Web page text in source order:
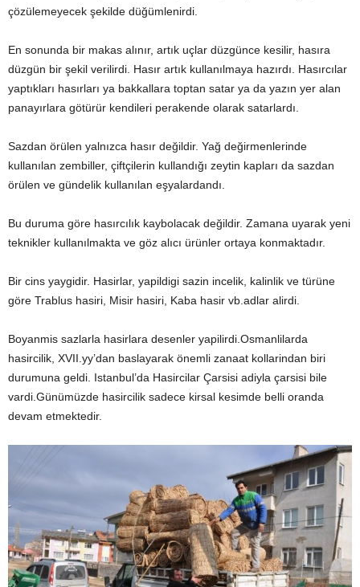
çözülemeyecek şekilde düğümlenirdi.
En sonunda bir makas alınır, artık uçlar düzgünce kesilir, hasıra
düzgün bir şekil verilirdi. Hasır artık kullanılmaya hazırdı. Hasırcılar
yaptıkları hasırları ya bakkallara toptan satar ya da yazın yer alan
panayırlara götürür kendileri perakende olarak satarlardı.
Sazdan örülen yalnızca hasır değildir. Yağ değirmenlerinde
kullanılan zembiller, çiftçilerin kullandığı zeytin kapları da sazdan
örülen ve gündelik kullanılan eşyalardandı.
Bu duruma göre hasırcılık kaybolacak değildir. Zamana uyarak yeni
teknikler kullanılmakta ve göz alıcı ürünler ortaya konmaktadır.
Bir cins yaygidir. Hasirlar, yapildigi sazin incelik, kalinlik ve türüne
göre Trablus hasiri, Misir hasiri, Kaba hasir vb.adlar alirdi.
Boyanmis sazlarla hasirlara desenler yapilirdi.Osmanlilarda
hasircilik, XVII.yy’dan baslayarak önemli zanaat kollarindan biri
durumuna geldi. Istanbul’da Hasircilar Çarsisi adiyla çarsisi bile
vardi.Günümüzde hasircilik sadece kirsal kesimde belli oranda
devam etmektedir.